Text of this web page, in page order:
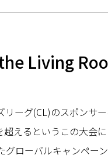
Living
ーグ(CL)のスポンサー
えるというこの大会
グローバルキャンペーン